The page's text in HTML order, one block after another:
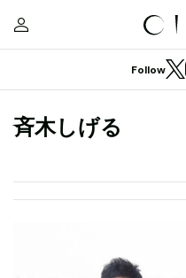
Follow
斉木しげる